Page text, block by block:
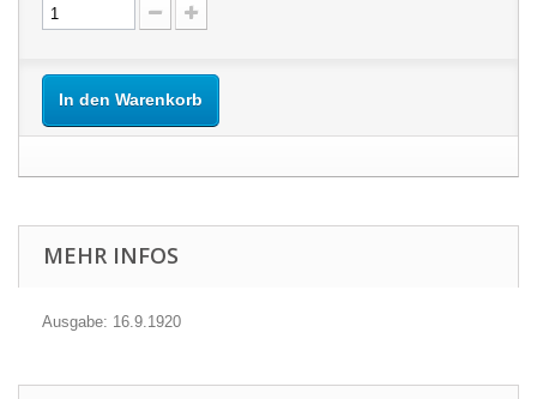
In den Warenkorb
MEHR INFOS
Ausgabe: 16.9.1920